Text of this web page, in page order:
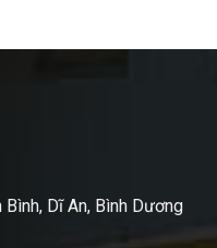
Dĩ An, Bình Dương